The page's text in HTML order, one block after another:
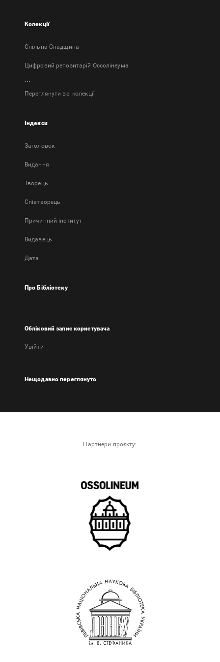
Колекції
Спільна Спадщина
Цифровий репозитарій Оссолінеума
...
Переглянути всі колекції
Індекси
Заголовок
Bидання
Творець
Співтворець
Причинний інститут
Видавець
Дата
Про Бібліотеку
Обліковий запис користувача
Увійти
Нещодавно переглянуто
Партнери проєкту: